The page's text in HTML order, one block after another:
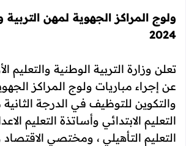
ولوج المراكز الجهوية لمهن التربية
2024
تعلن وزارة التربية الوطنية والتعليم
عن إجراء مباريات ولوج المراكز
والتكوين للتوظيف في الدرجة
التعليم الابتدائي وأساتذة التعليم
التعليم التأهيلي ، ومختصي الاقتصاد